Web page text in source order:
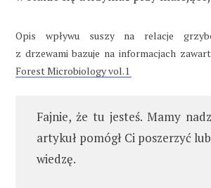
Opis wpływu suszy na relacje
z drzewami bazuje na informacjach
Forest Microbiology vol.1
Fajnie, że tu jesteś. Mamy
artykuł pomógł Ci poszerzyć
wiedzę.